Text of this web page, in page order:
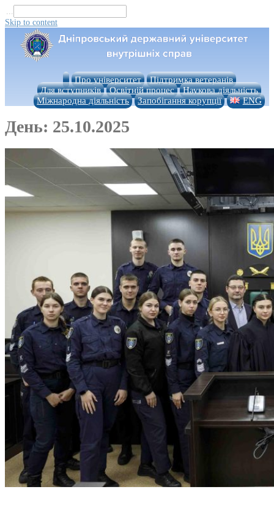
...
Skip to content
Про університет
Підтримка ветеранів
Для вступників
Освітній процес
Наукова діяльність
Міжнародна діяльність
Запобігання корупції ENG
День: 25.10.2025